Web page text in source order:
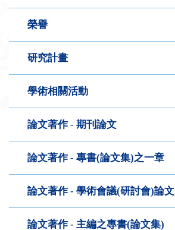
榮譽
研究計畫
學術相關活動
論文著作 - 期刊論文
論文著作 - 專書(論文集)之一章
論文著作 - 學術會議(研討會)論文
論文著作 - 主編之專書(論文集)